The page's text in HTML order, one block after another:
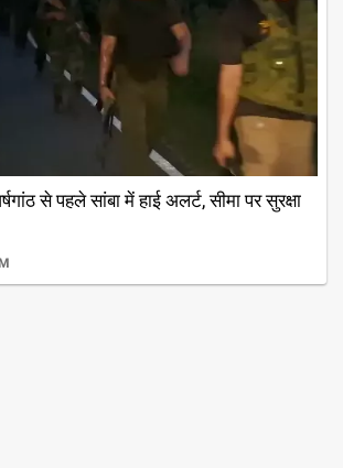
से पहले सांबा में हाई अलर्ट, सीमा पर सुरक्षा